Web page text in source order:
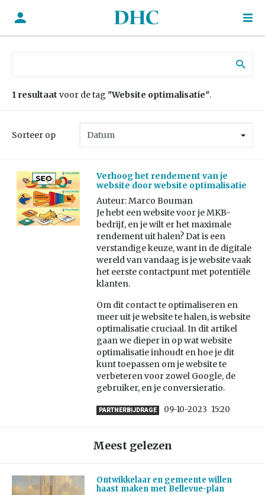
1 resultaat voor de tag "Website optimalisatie".
Sorteer op
Verhoog het rendement van je
website door website optimalisatie
Auteur: Marco Bouman
Je hebt een website voor je MKB-
bedrijf, en je wilt er het maximale
rendement uit halen? Dat is een
verstandige keuze, want in de digitale
wereld van vandaag is je website vaak
het eerste contactpunt met potentiële
klanten.
Om dit contact te optimaliseren en
meer uit je website te halen, is website
optimalisatie cruciaal. In dit artikel
gaan we dieper in op wat website
optimalisatie inhoudt en hoe je dit
kunt toepassen om je website te
verbeteren voor zowel Google, de
gebruiker, en je conversieratio.
PARTNERBIJDRAGE 09-10-2023 15:20
Meest gelezen
Ontwikkelaar en gemeente willen
haast maken met Bellevue-plan